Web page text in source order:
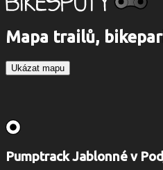
Mapa trailů,
Ukázat mapu
Pumptrack Jablonné v